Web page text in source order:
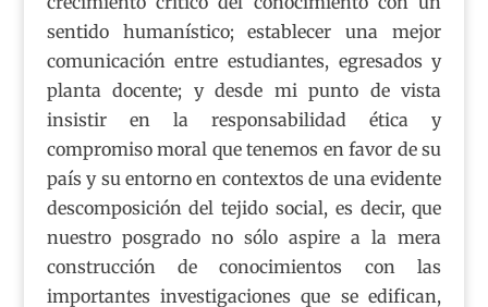
sentido humanístico; establecer una mejor
comunicación entre estudiantes, egresados y
planta docente; y desde mi punto de vista
insistir en la responsabilidad ética y
compromiso moral que tenemos en favor de su
país y su entorno en contextos de una evidente
descomposición del tejido social, es decir, que
nuestro posgrado no sólo aspire a la mera
construcción de conocimientos con las
importantes investigaciones que se edifican,